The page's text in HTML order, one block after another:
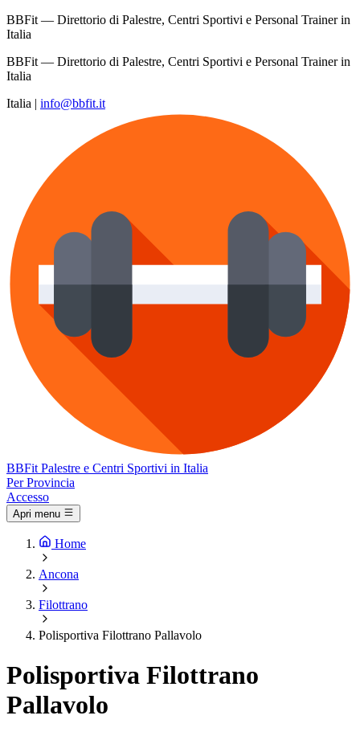
BBFit — Direttorio di Palestre, Centri Sportivi e Personal Trainer in
Italia
BBFit — Direttorio di Palestre, Centri Sportivi e Personal Trainer in
Italia
Italia | info@bbfit.it
BBFit Palestre e Centri Sportivi in Italia
Per Provincia
Accesso
Apri menu
Home
Ancona
Filottrano
Polisportiva Filottrano Pallavolo
Polisportiva Filottrano
Pallavolo